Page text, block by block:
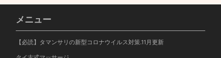
メニュー
【必読】タマンサリの新型コロナウイルス対策.11月更新